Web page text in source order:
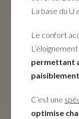
La base du U
Le confort
permettant
paisiblement
C’est une
optimise